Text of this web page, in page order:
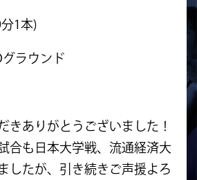
1本)
グラウンド
きありがとうございました！
合も日本大学戦、流通経済大
したが、引き続きご声援よろ